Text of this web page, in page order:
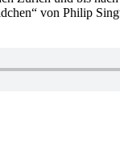
von Philip